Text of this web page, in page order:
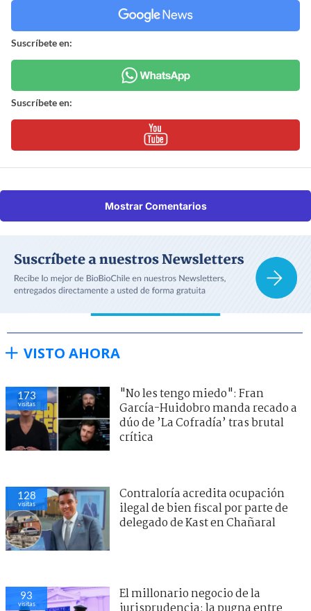
Suscríbete en:
Suscríbete en:
Mostrar Comentarios
VISTO AHORA
173
visitas
"No les tengo miedo": Fran
García-Huidobro manda recado a
dúo de ’La Cofradía’ tras brutal
crítica
128
visitas
Contraloría acredita ocupación
ilegal de bien fiscal por parte de
delegado de Kast en Chañaral
93
visitas
El millonario negocio de la